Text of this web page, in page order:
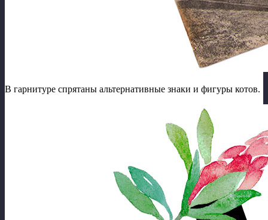
В гарнитуре спрятаны альтернативные знаки и фигуры котов.